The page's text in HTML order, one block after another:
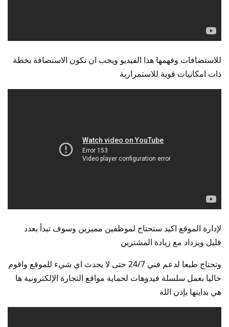
للاستضافات وفهمها هذا الفيديو ويجب ان تكون الاستضافة بخطة
ذات امكانيات قوية للاستمرارية
لإدارة الموقع اكيد ستحتاج لموظفين مميزين وسوف تبدأ بعدد
قليل ويزداد مع زيادة المشترين
وتحتاج طبعا لدعم فني 24/7 حتى لا يحدث اي شيء للموقع واقوم
حاليا بعمل سلسلة فيدوهات لحماية مواقع التجارة الإلكترونية ها
هي بدايتها بإذن الله